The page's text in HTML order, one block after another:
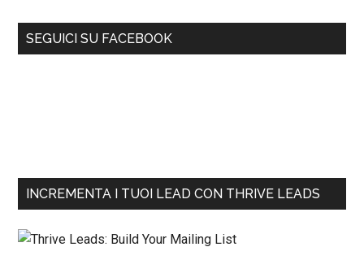
SEGUICI SU FACEBOOK
INCREMENTA I TUOI LEAD CON THRIVE LEADS